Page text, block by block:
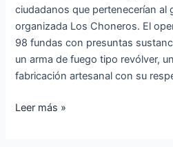
ciudadanos que pertenecerían al
organizada Los Choneros. El
98 fundas con presuntas
un arma de fuego tipo revólver,
fabricación artesanal con su
Leer más »